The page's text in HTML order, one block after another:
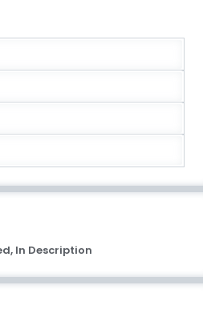
In Description